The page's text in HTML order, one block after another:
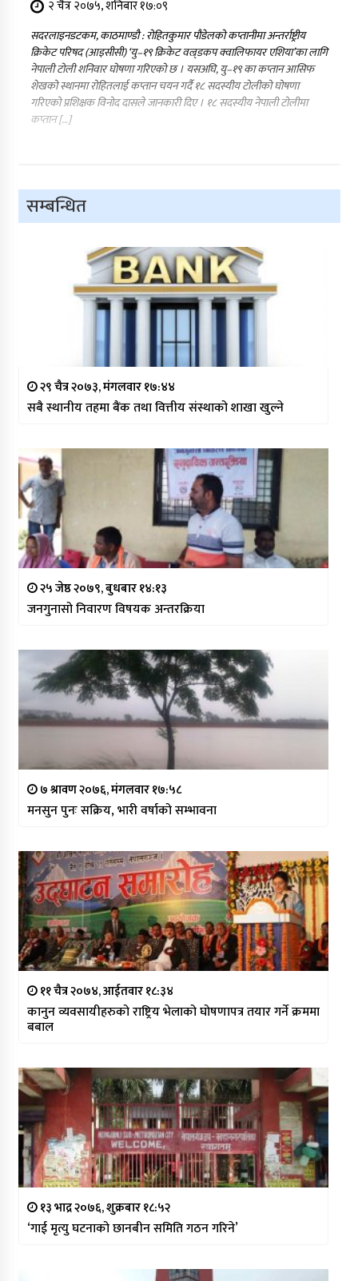
२ चैत्र २०७५, शनिबार १७:०९
सदरलाइनडटकम, काठमाण्डौ : रोहितकुमार पौडेलको कप्तानीमा अन्तर्राष्ट्रीय
क्रिकेट परिषद (आइसीसी) ‘यु–१९ क्रिकेट वल्र्डकप क्वालिफायर एशिया’का लागि
नेपाली टोली शनिवार घोषणा गरिएको छ । यसअघि, यु–१९ का कप्तान आसिफ
शेखको स्थानमा रोहितलाई कप्तान चयन गर्दै १८ सदस्यीय टोलीको घोषणा
गरिएको प्रशिक्षक विनोद दासले जानकारी दिए । १८ सदस्यीय नेपाली टोलीमा
कप्तान […]
सम्बन्धित
२९ चैत्र २०७३, मंगलवार १७:४४
सबै स्थानीय तहमा बैंक तथा वित्तीय संस्थाको शाखा खुल्ने
२५ जेष्ठ २०७९, बुधबार १४:१३
जनगुनासो निवारण विषयक अन्तरक्रिया
७ श्रावण २०७६, मंगलवार १७:५८
मनसुन पुनः सक्रिय, भारी वर्षाको सम्भावना
११ चैत्र २०७४, आईतवार १८:३४
कानुन व्यवसायीहरुको राष्ट्रिय भेलाको घोषणापत्र तयार गर्ने क्रममा
बबाल
१३ भाद्र २०७६, शुक्रबार १८:५२
‘गाई मृत्यु घटनाको छानबीन समिति गठन गरिने’